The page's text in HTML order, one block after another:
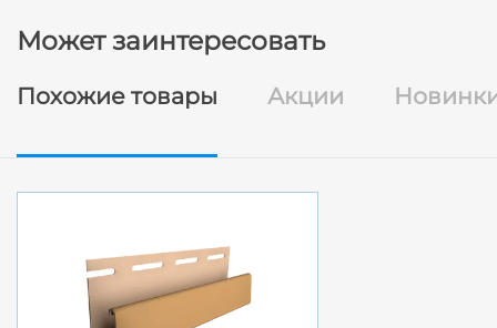
Может заинтересовать
Похожие товары Акции